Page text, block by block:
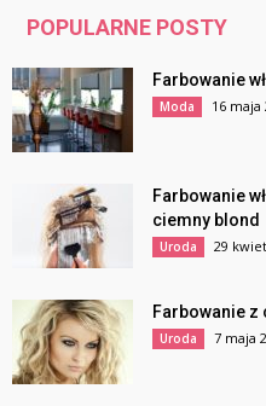
POPULARNE POSTY
Farbowanie
Moda 16 maja
Farbowanie
ciemny blond
Uroda 29
Farbowanie z
Uroda 7 maja